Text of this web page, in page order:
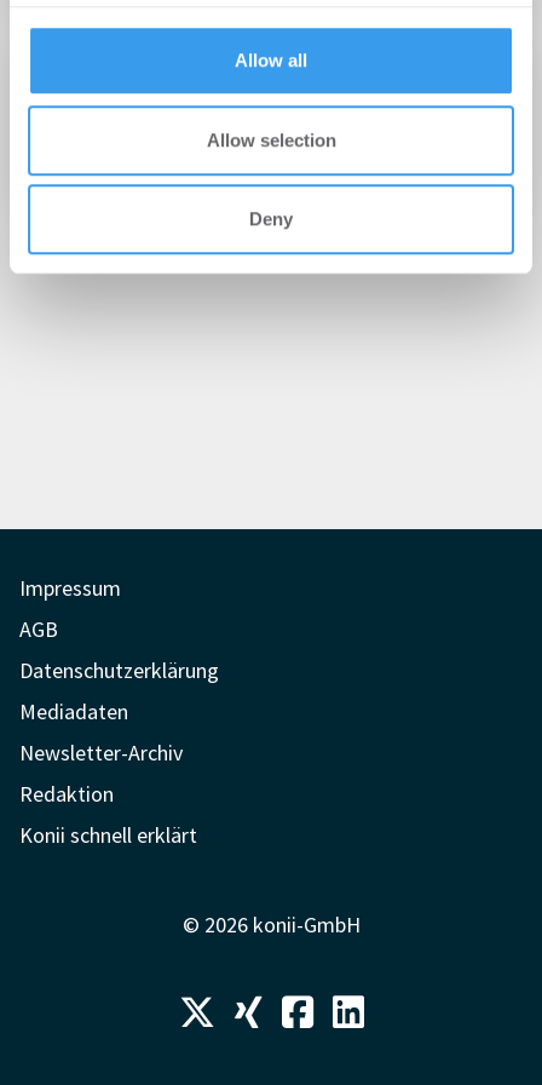
Allow all
Allow selection
Deny
gewinnt in der Kategorie Umsatzsteigerung
Impressum
AGB
Datenschutzerklärung
Mediadaten
Newsletter-Archiv
Redaktion
Konii schnell erklärt
© 2026 konii-GmbH